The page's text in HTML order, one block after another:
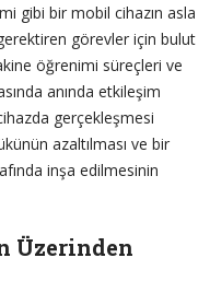
gibi bir mobil cihazın asla
görevler için bulut
öğrenimi süreçleri ve
anında etkileşim
gerçekleşmesi
azaltılması ve bir
inşa edilmesinin
Üzerinden